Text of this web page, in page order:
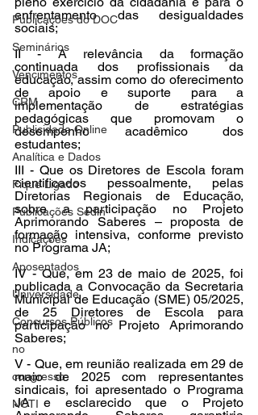
Publicações do DOC
Seminários
Vencimentos
CRM
Publicidade Online
Analítica e Dados
Fique Ligado
Publicações Sedin
Indicações
Aposentados
Universidade
Concursos Públicos
no
congresso
NOTI
enfrentamento das desigualdades
sociais;
II - A relevância da formação
continuada dos profissionais da
educação, assim como do oferecimento
de apoio e suporte para a
implementação de estratégias
pedagógicas que promovam o
desempenho acadêmico dos
estudantes;
III - Que os Diretores de Escola foram
cientificados pessoalmente, pelas
Diretorias Regionais de Educação,
sobre a participação no Projeto
Aprimorando Saberes – proposta de
formação intensiva, conforme previsto
no Programa JA;
IV - Que, em 23 de maio de 2025, foi
publicada a Convocação da Secretaria
Municipal de Educação (SME) 05/2025,
de 25 Diretores de Escola para
participação no Projeto Aprimorando
Saberes;
V - Que, em reunião realizada em 29 de
maio de 2025 com representantes
sindicais, foi apresentado o Programa
JA e esclarecido que o Projeto